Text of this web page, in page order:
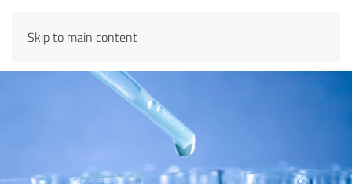
Skip to main content